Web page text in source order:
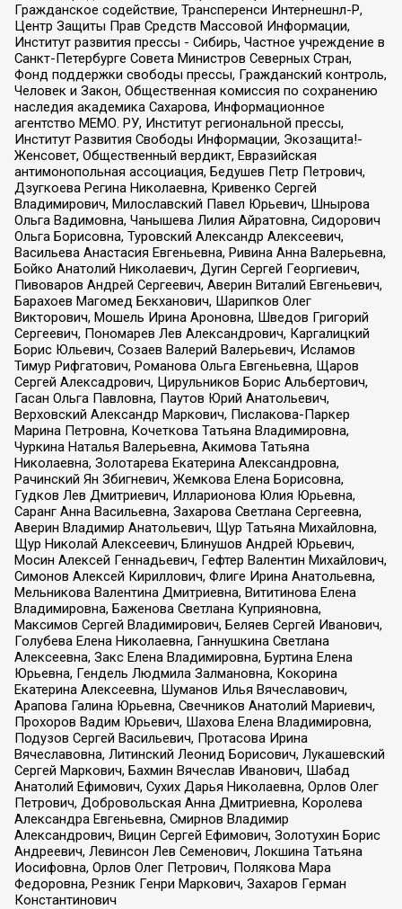
Гражданское содействие, Трансперенси Интернешнл-Р,
Центр Защиты Прав Средств Массовой Информации,
Институт развития прессы - Сибирь, Частное учреждение в
Санкт-Петербурге Совета Министров Северных Стран,
Фонд поддержки свободы прессы, Гражданский контроль,
Человек и Закон, Общественная комиссия по сохранению
наследия академика Сахарова, Информационное
агентство МЕМО. РУ, Институт региональной прессы,
Институт Развития Свободы Информации, Экозащита!-
Женсовет, Общественный вердикт, Евразийская
антимонопольная ассоциация, Бедушев Петр Петрович,
Дзугкоева Регина Николаевна, Кривенко Сергей
Владимирович, Милославский Павел Юрьевич, Шнырова
Ольга Вадимовна, Чанышева Лилия Айратовна, Сидорович
Ольга Борисовна, Туровский Александр Алексеевич,
Васильева Анастасия Евгеньевна, Ривина Анна Валерьевна,
Бойко Анатолий Николаевич, Дугин Сергей Георгиевич,
Пивоваров Андрей Сергеевич, Аверин Виталий Евгеньевич,
Барахоев Магомед Бекханович, Шарипков Олег
Викторович, Мошель Ирина Ароновна, Шведов Григорий
Сергеевич, Пономарев Лев Александрович, Каргалицкий
Борис Юльевич, Созаев Валерий Валерьевич, Исламов
Тимур Рифгатович, Романова Ольга Евгеньевна, Щаров
Сергей Алексадрович, Цирульников Борис Альбертович,
Гасан Ольга Павловна, Паутов Юрий Анатольевич,
Верховский Александр Маркович, Пислакова-Паркер
Марина Петровна, Кочеткова Татьяна Владимировна,
Чуркина Наталья Валерьевна, Акимова Татьяна
Николаевна, Золотарева Екатерина Александровна,
Рачинский Ян Збигневич, Жемкова Елена Борисовна,
Гудков Лев Дмитриевич, Илларионова Юлия Юрьевна,
Саранг Анна Васильевна, Захарова Светлана Сергеевна,
Аверин Владимир Анатольевич, Щур Татьяна Михайловна,
Щур Николай Алексеевич, Блинушов Андрей Юрьевич,
Мосин Алексей Геннадьевич, Гефтер Валентин Михайлович,
Симонов Алексей Кириллович, Флиге Ирина Анатольевна,
Мельникова Валентина Дмитриевна, Вититинова Елена
Владимировна, Баженова Светлана Куприяновна,
Максимов Сергей Владимирович, Беляев Сергей Иванович,
Голубева Елена Николаевна, Ганнушкина Светлана
Алексеевна, Закс Елена Владимировна, Буртина Елена
Юрьевна, Гендель Людмила Залмановна, Кокорина
Екатерина Алексеевна, Шуманов Илья Вячеславович,
Арапова Галина Юрьевна, Свечников Анатолий Мариевич,
Прохоров Вадим Юрьевич, Шахова Елена Владимировна,
Подузов Сергей Васильевич, Протасова Ирина
Вячеславовна, Литинский Леонид Борисович, Лукашевский
Сергей Маркович, Бахмин Вячеслав Иванович, Шабад
Анатолий Ефимович, Сухих Дарья Николаевна, Орлов Олег
Петрович, Добровольская Анна Дмитриевна, Королева
Александра Евгеньевна, Смирнов Владимир
Александрович, Вицин Сергей Ефимович, Золотухин Борис
Андреевич, Левинсон Лев Семенович, Локшина Татьяна
Иосифовна, Орлов Олег Петрович, Полякова Мара
Федоровна, Резник Генри Маркович, Захаров Герман
Константинович